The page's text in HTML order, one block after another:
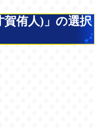
賀侑人)」の選択